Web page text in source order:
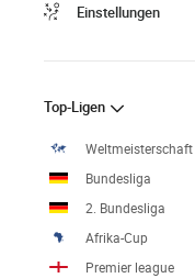
Einstellungen
Top-Ligen
Weltmeisterschaft
Bundesliga
2. Bundesliga
Afrika-Cup
Premier league